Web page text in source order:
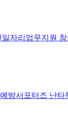
자리업무지원
방서포터즈 난타